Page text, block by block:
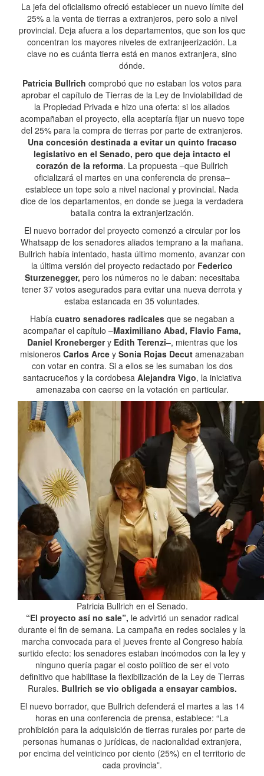
La jefa del oficialismo ofreció establecer un nuevo límite del
25% a la venta de tierras a extranjeros, pero solo a nivel
provincial. Deja afuera a los departamentos, que son los que
concentran los mayores niveles de extranjeerización. La
clave no es cuánta tierra está en manos extranjera, sino
dónde.
Patricia Bullrich comprobó que no estaban los votos para
aprobar el capítulo de Tierras de la Ley de Inviolabilidad de
la Propiedad Privada e hizo una oferta: si los aliados
acompañaban el proyecto, ella aceptaría fijar un nuevo tope
del 25% para la compra de tierras por parte de extranjeros.
Una concesión destinada a evitar un quinto fracaso
legislativo en el Senado, pero que deja intacto el
corazón de la reforma. La propuesta –que Bullrich
oficializará el martes en una conferencia de prensa–
establece un tope solo a nivel nacional y provincial. Nada
dice de los departamentos, en donde se juega la verdadera
batalla contra la extranjerización.
El nuevo borrador del proyecto comenzó a circular por los
Whatsapp de los senadores aliados temprano a la mañana.
Bullrich había intentado, hasta último momento, avanzar con
la última versión del proyecto redactado por Federico
Sturzenegger, pero los números no le daban: necesitaba
tener 37 votos asegurados para evitar una nueva derrota y
estaba estancada en 35 voluntades.
Habíacuatro senadores radicales que se negaban a
acompañar el capítulo –Maximiliano Abad, Flavio Fama,
Daniel Kronebergery Edith Terenzi–, mientras que los
misioneros Carlos Arce y Sonia Rojas Decut amenazaban
con votar en contra. Si a ellos se les sumaban los dos
santacruceños y la cordobesa Alejandra Vigo, la iniciativa
amenazaba con caerse en la votación en particular.
Patricia Bullrich en el Senado.
“El proyecto así no sale”, le advirtió un senador radical
durante el fin de semana. La campaña en redes sociales y la
marcha convocada para el jueves frente al Congreso había
surtido efecto: los senadores estaban incómodos con la ley y
ninguno quería pagar el costo político de ser el voto
definitivo que habilitase la flexibilización de la Ley de Tierras
Rurales. Bullrich se vio obligada a ensayar cambios.
El nuevo borrador, que Bullrich defenderá el martes a las 14
horas en una conferencia de prensa, establece: “La
prohibición para la adquisición de tierras rurales por parte de
personas humanas o jurídicas, de nacionalidad extranjera,
por encima del veinticinco por ciento (25%) en el territorio de
cada provincia”.